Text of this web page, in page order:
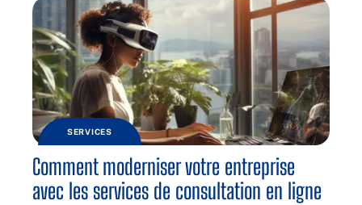
SERVICES
Comment moderniser votre entreprise
avec les services de consultation en ligne